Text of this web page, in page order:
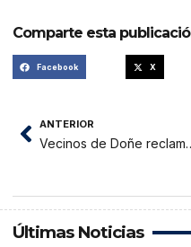
Comparte esta
Facebook X
ANTERIOR
Vecinos de Doñe
Últimas Noticias